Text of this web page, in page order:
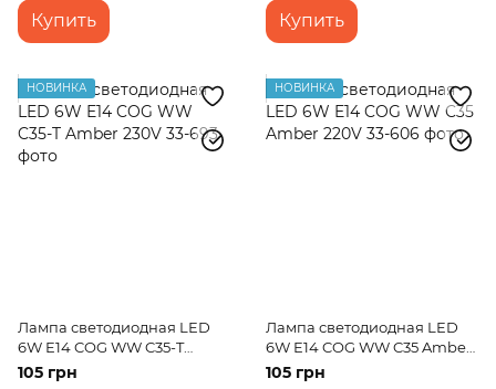
Купить Купить
НОВИНКА
Лампа светодиодная LED
6W E14 COG WW C35-T
Amber 230V
105 грн
НОВИНКА
Лампа светодиодная LED
6W E14 COG WW C35 Amber
220V
105 грн